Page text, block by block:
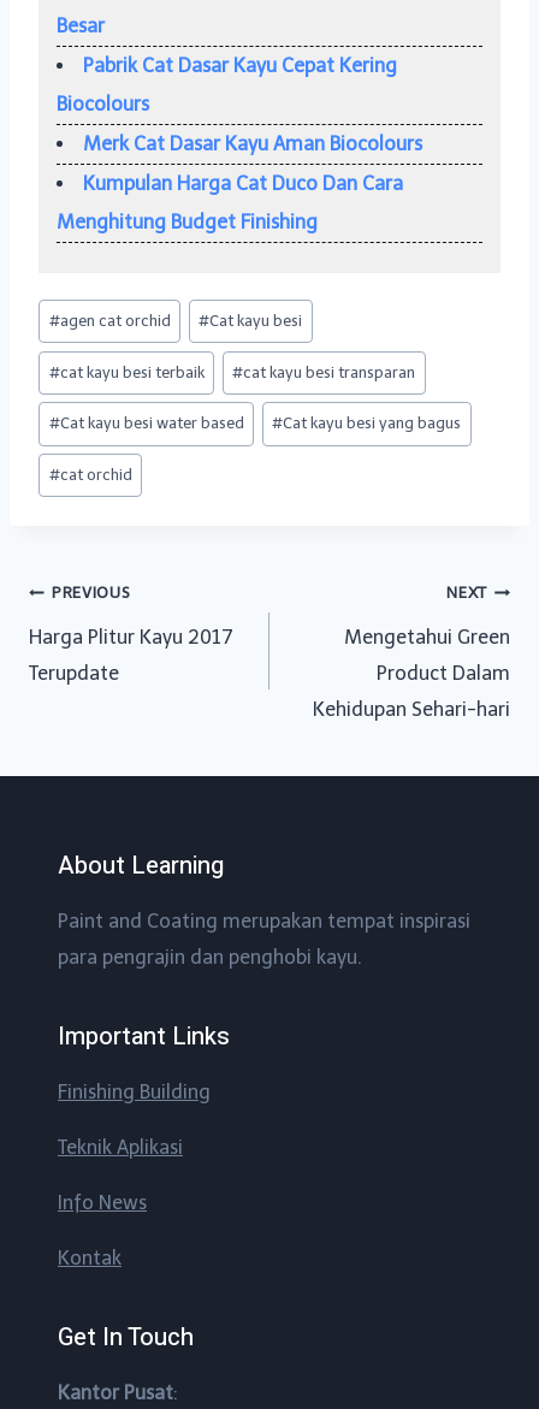
Besar
Pabrik Cat Dasar Kayu Cepat Kering
Biocolours
Merk Cat Dasar Kayu Aman Biocolours
Kumpulan Harga Cat Duco Dan Cara
Menghitung Budget Finishing
Post
Tags:
#agen cat orchid #Cat kayu besi
#cat kayu besi terbaik #cat kayu besi transparan
#Cat kayu besi water based #Cat kayu besi yang bagus
#cat orchid
Post
navigation
PREVIOUS
Harga Plitur Kayu 2017
Terupdate
NEXT
Mengetahui Green
Product Dalam
Kehidupan Sehari-hari
About Learning
Paint and Coating merupakan tempat inspirasi
para pengrajin dan penghobi kayu.
Important Links
Finishing Building
Teknik Aplikasi
Info News
Kontak
Get In Touch
Kantor Pusat: